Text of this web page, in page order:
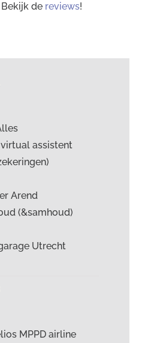
de reviews!
assistent
Arend
(&samhoud)
Utrecht
MPPD airline